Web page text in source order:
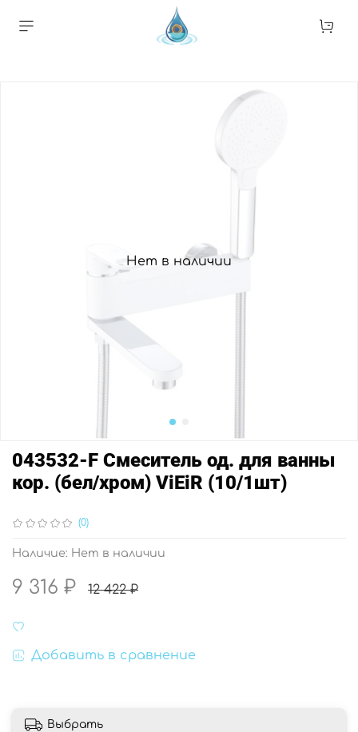
Нет в наличии
(0)
Наличие: Нет в наличии
043532-F Смеситель од. для ванны
кор. (бел/хром) ViEiR (10/1шт)
9 316 ₽ 12 422 ₽
Добавить в сравнение
Выбрать